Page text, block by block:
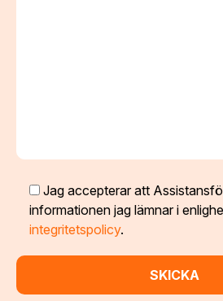
Jag accepterar att
informationen jag lämnar i
integritetspolicy.